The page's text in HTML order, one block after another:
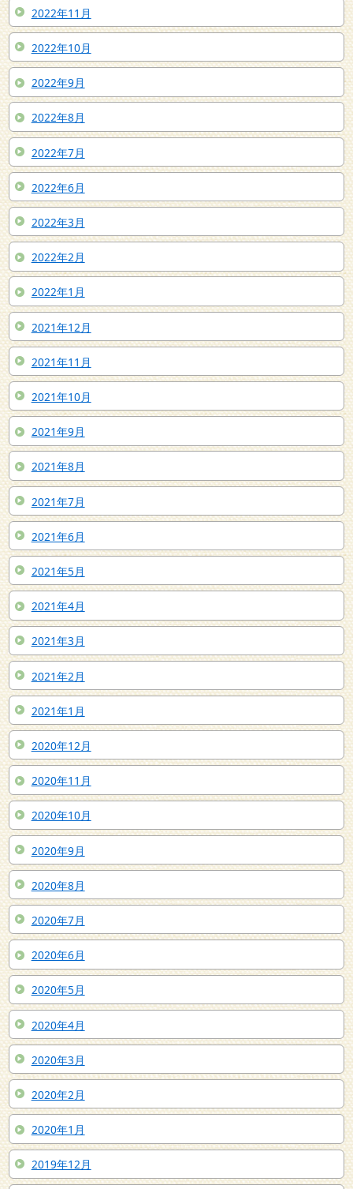
2022年11月
2022年10月
2022年9月
2022年8月
2022年7月
2022年6月
2022年3月
2022年2月
2022年1月
2021年12月
2021年11月
2021年10月
2021年9月
2021年8月
2021年7月
2021年6月
2021年5月
2021年4月
2021年3月
2021年2月
2021年1月
2020年12月
2020年11月
2020年10月
2020年9月
2020年8月
2020年7月
2020年6月
2020年5月
2020年4月
2020年3月
2020年2月
2020年1月
2019年12月